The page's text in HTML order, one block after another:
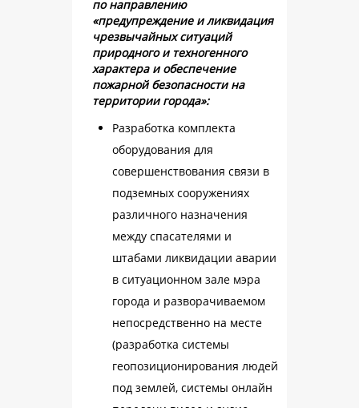
по направлению
«предупреждение и ликвидация
чрезвычайных ситуаций
природного и техногенного
характера и обеспечение
пожарной безопасности на
территории города»:
Разработка комплекта
оборудования для
совершенствования связи в
подземных сооружениях
различного назначения
между спасателями и
штабами ликвидации аварии
в ситуационном зале мэра
города и разворачиваемом
непосредственно на месте
(разработка системы
геопозиционирования людей
под землей, системы онлайн